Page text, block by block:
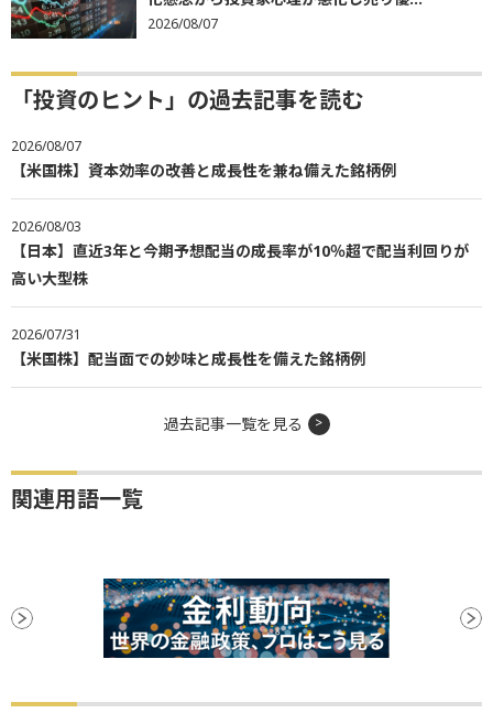
2026/08/07
「投資のヒント」の過去記事を読む
2026/08/07
【米国株】資本効率の改善と成長性を兼ね備えた銘柄例
2026/08/03
【日本】直近3年と今期予想配当の成長率が10％超で配当利回りが
高い大型株
2026/07/31
【米国株】配当面での妙味と成長性を備えた銘柄例
過去記事一覧を見る
関連用語一覧